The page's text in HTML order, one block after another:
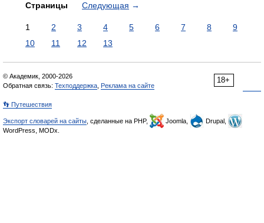
Страницы Следующая →
1 2 3 4 5 6 7 8
9
10
11 12 13
18+
© Академик, 2000-2026
Обратная связь: Техподдержка Реклама на сайте
👣 Путешествия
Экспорт словарей на сайты , сделанные на PHP, Joomla,
Drupal,
WordPress, MODx.